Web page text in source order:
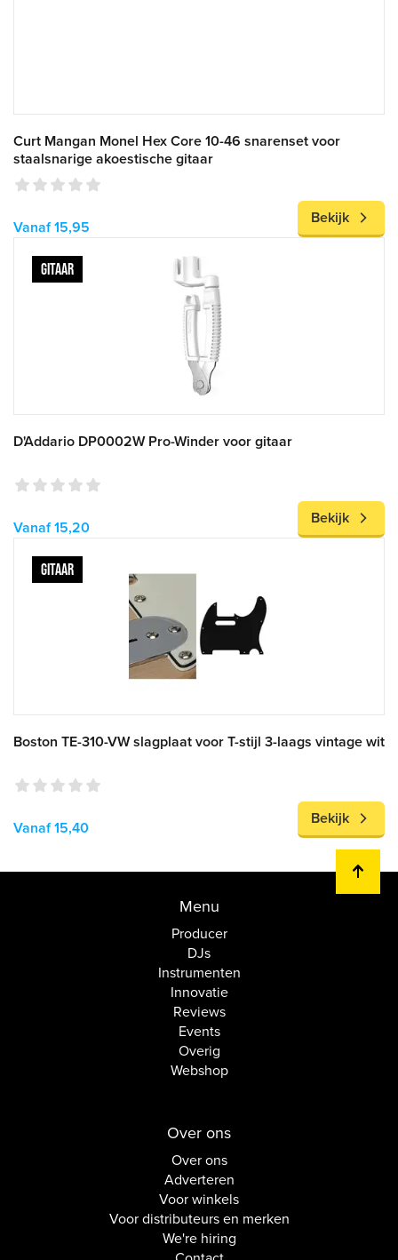
Curt Mangan Monel Hex Core 10-46 snarenset voor
staalsnarige akoestische gitaar
Vanaf 15,95
Bekijk
GITAAR
D'Addario DP0002W Pro-Winder voor gitaar
Vanaf 15,20
Bekijk
GITAAR
Boston TE-310-VW slagplaat voor T-stijl 3-laags vintage wit
Vanaf 15,40
Bekijk
Menu
Producer
DJs
Instrumenten
Innovatie
Reviews
Events
Overig
Webshop
Over ons
Over ons
Adverteren
Voor winkels
Voor distributeurs en merken
We're hiring